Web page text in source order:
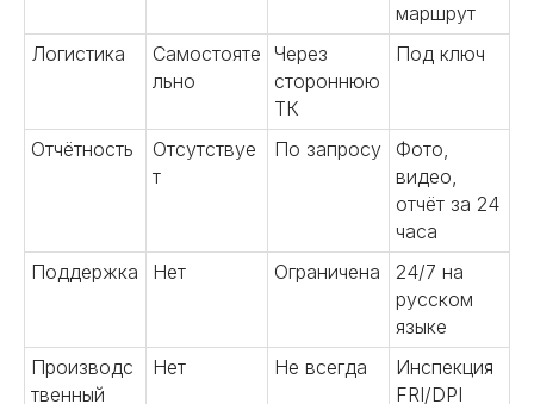
маршрут
Логистика
Самостояте
льно
Через
стороннюю
ТК
Под ключ
Отчётность
Отсутствуе
т
По запросу
Фото,
видео,
отчёт за 24
часа
Поддержка
Нет Ограничена
24/7 на
русском
языке
Производс
твенный
Нет Не всегда
Инспекция
FRI/DPI
02
Подробнее
Предоставим полный пакет
информации о китайских
партнерах.